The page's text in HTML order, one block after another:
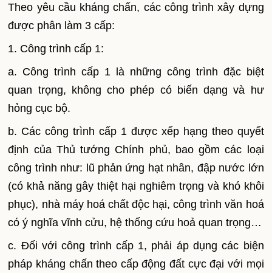
Theo yêu cầu kháng chấn, các công trình xây dựng
được phân làm 3 cấp:
1. Công trình cấp 1:
a. Công trình cấp 1 là những công trình đặc biệt
quan trọng, không cho phép có biến dạng và hư
hỏng cục bộ.
b. Các công trình cấp 1 được xếp hạng theo quyết
định của Thủ tướng Chính phủ, bao gồm các loại
công trình như: lũ phản ứng hạt nhân, đập nước lớn
(có khả năng gây thiệt hại nghiêm trọng và khó khôi
phục), nhà máy hoá chất độc hại, công trình văn hoá
có ý nghĩa vĩnh cửu, hệ thống cứu hoả quan trọng…
c. Đối với công trình cấp 1, phải áp dụng các biện
pháp kháng chấn theo cấp động đất cực đại với mọi